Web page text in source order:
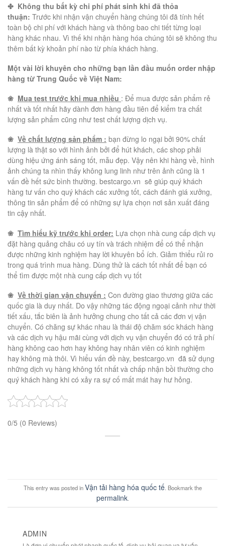
✤ Không thu bất kỳ chi phí phát sinh khi đã thỏa
thuận: Trước khi nhận vận chuyển hàng chúng tôi đã tính hết
toàn bộ chi phí với khách hàng và thông bao chi tiết từng loại
hàng khác nhau. Vì thế khi nhận hàng hóa chúng tôi sẽ không thu
thêm bất kỳ khoản phí nào từ phía khách hàng.
Một vài lời khuyên cho những bạn lần đầu muốn order nhập
hàng từ Trung Quốc về Việt Nam:
❀ Mua test trước khi mua nhiều : Để mua được sản phẩm rẻ
nhất và tốt nhất hãy dành đơn hàng đầu tiên để kiểm tra chất
lượng sản phẩm cũng như test chất lượng dịch vụ.
❀ Về chất lượng sản phẩm : bạn đừng lo ngại bởi 90% chất
lượng là thật so với hình ảnh bởi để hút khách, các shop phải
dùng hiệu ứng ánh sáng tốt, mẫu đẹp. Vậy nên khi hàng về, hình
ảnh chúng ta nhìn thấy không lung linh như trên ảnh cũng là 1
vấn đề hết sức bình thường. bestcargo.vn sẽ giúp quý khách
hàng tư vấn cho quý khách các xưởng tốt, cách đánh giá xưởng,
thông tin sản phẩm để có những sự lựa chọn nơi sản xuất đáng
tin cậy nhất.
❀ Tìm hiểu kỹ trước khi order: Lựa chọn nhà cung cấp dịch vụ
đặt hàng quảng châu có uy tín và trách nhiệm để có thể nhận
được những kinh nghiệm hay lời khuyên bổ ích. Giảm thiểu rủi ro
trong quá trình mua hàng. Dùng thử là cách tốt nhất để bạn có
thể tìm được một nhà cung cấp dịch vụ tốt
❀ Về thời gian vận chuyển : Con đường giao thương giữa các
quốc gia là duy nhất. Do vậy những tác động ngoại cảnh như thời
tiết xấu, tắc biên là ảnh hưởng chung cho tất cả các đơn vị vận
chuyển. Có chăng sự khác nhau là thái độ chăm sóc khách hàng
và các dịch vụ hậu mãi cùng với dịch vụ vận chuyển đó có trả phí
hàng không cao hơn hay không hay nhân viên có kinh nghiệm
hay không mà thôi. Vì hiểu vấn đề này, bestcargo.vn đã sử dụng
những dịch vụ hàng không tốt nhất và chấp nhận bồi thường cho
quý khách hàng khi có xảy ra sự cố mất mát hay hư hỏng.
0/5 (0 Reviews)
This entry was posted inVận tải hàng hóa quốc tế. Bookmark the
permalink.
ADMIN